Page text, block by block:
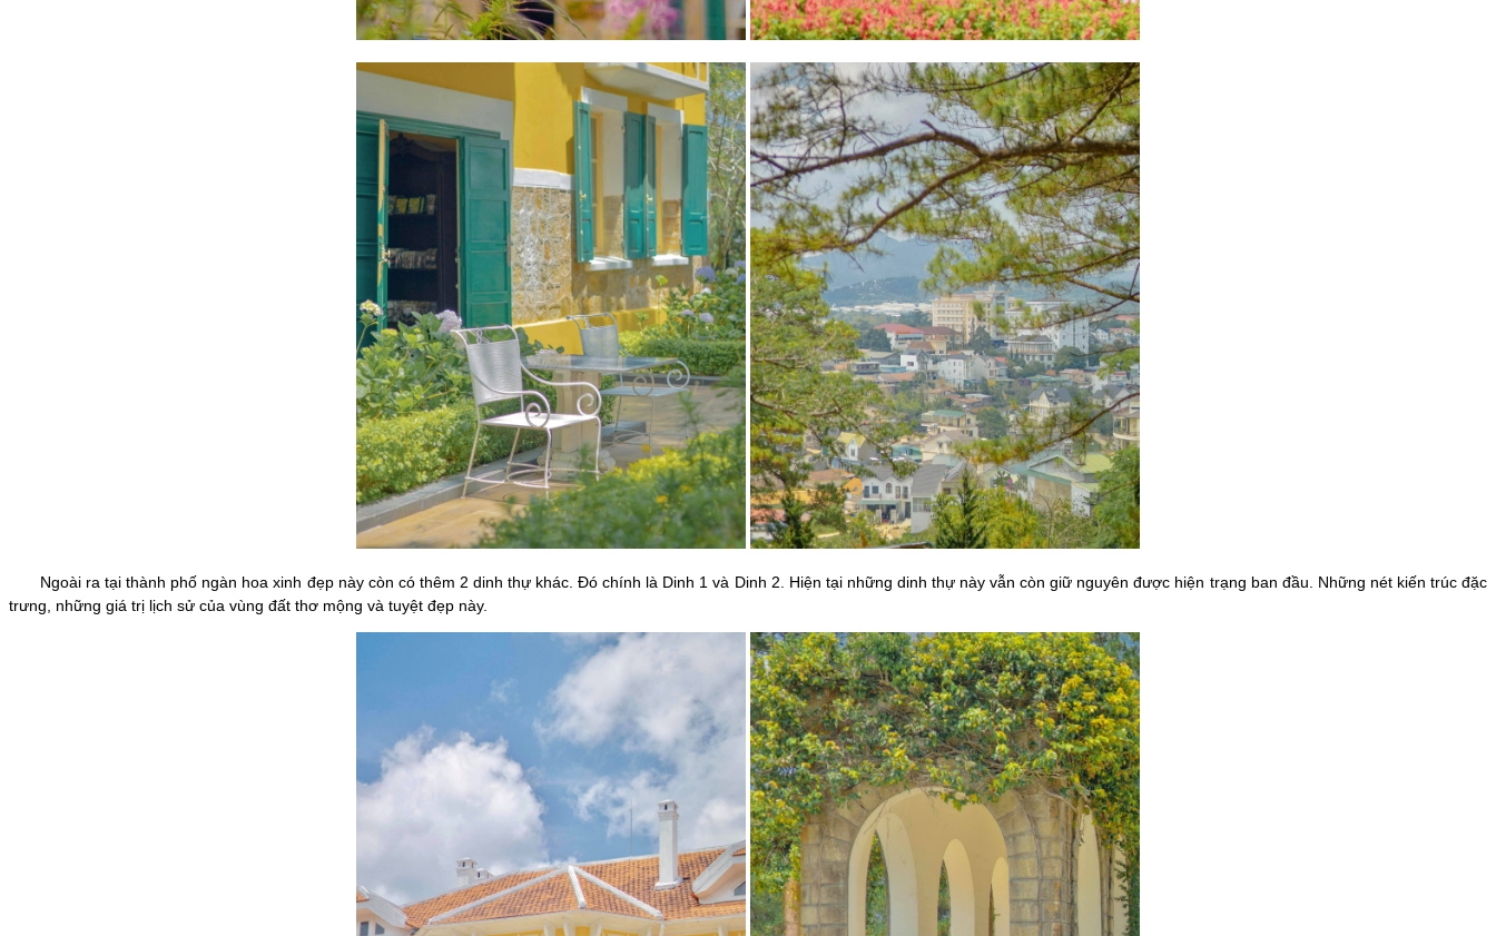
Ngoài ra tại thành phố ngàn hoa xinh đẹp này còn có thêm 2 dinh thự khác. Đó chính là Dinh 1 và Dinh 2. Hiện tại những dinh thự này vẫn còn giữ nguyên được hiện trạng ban đầu. Những nét kiến trúc đặc
trưng, những giá trị lịch sử của vùng đất thơ mộng và tuyệt đẹp này.